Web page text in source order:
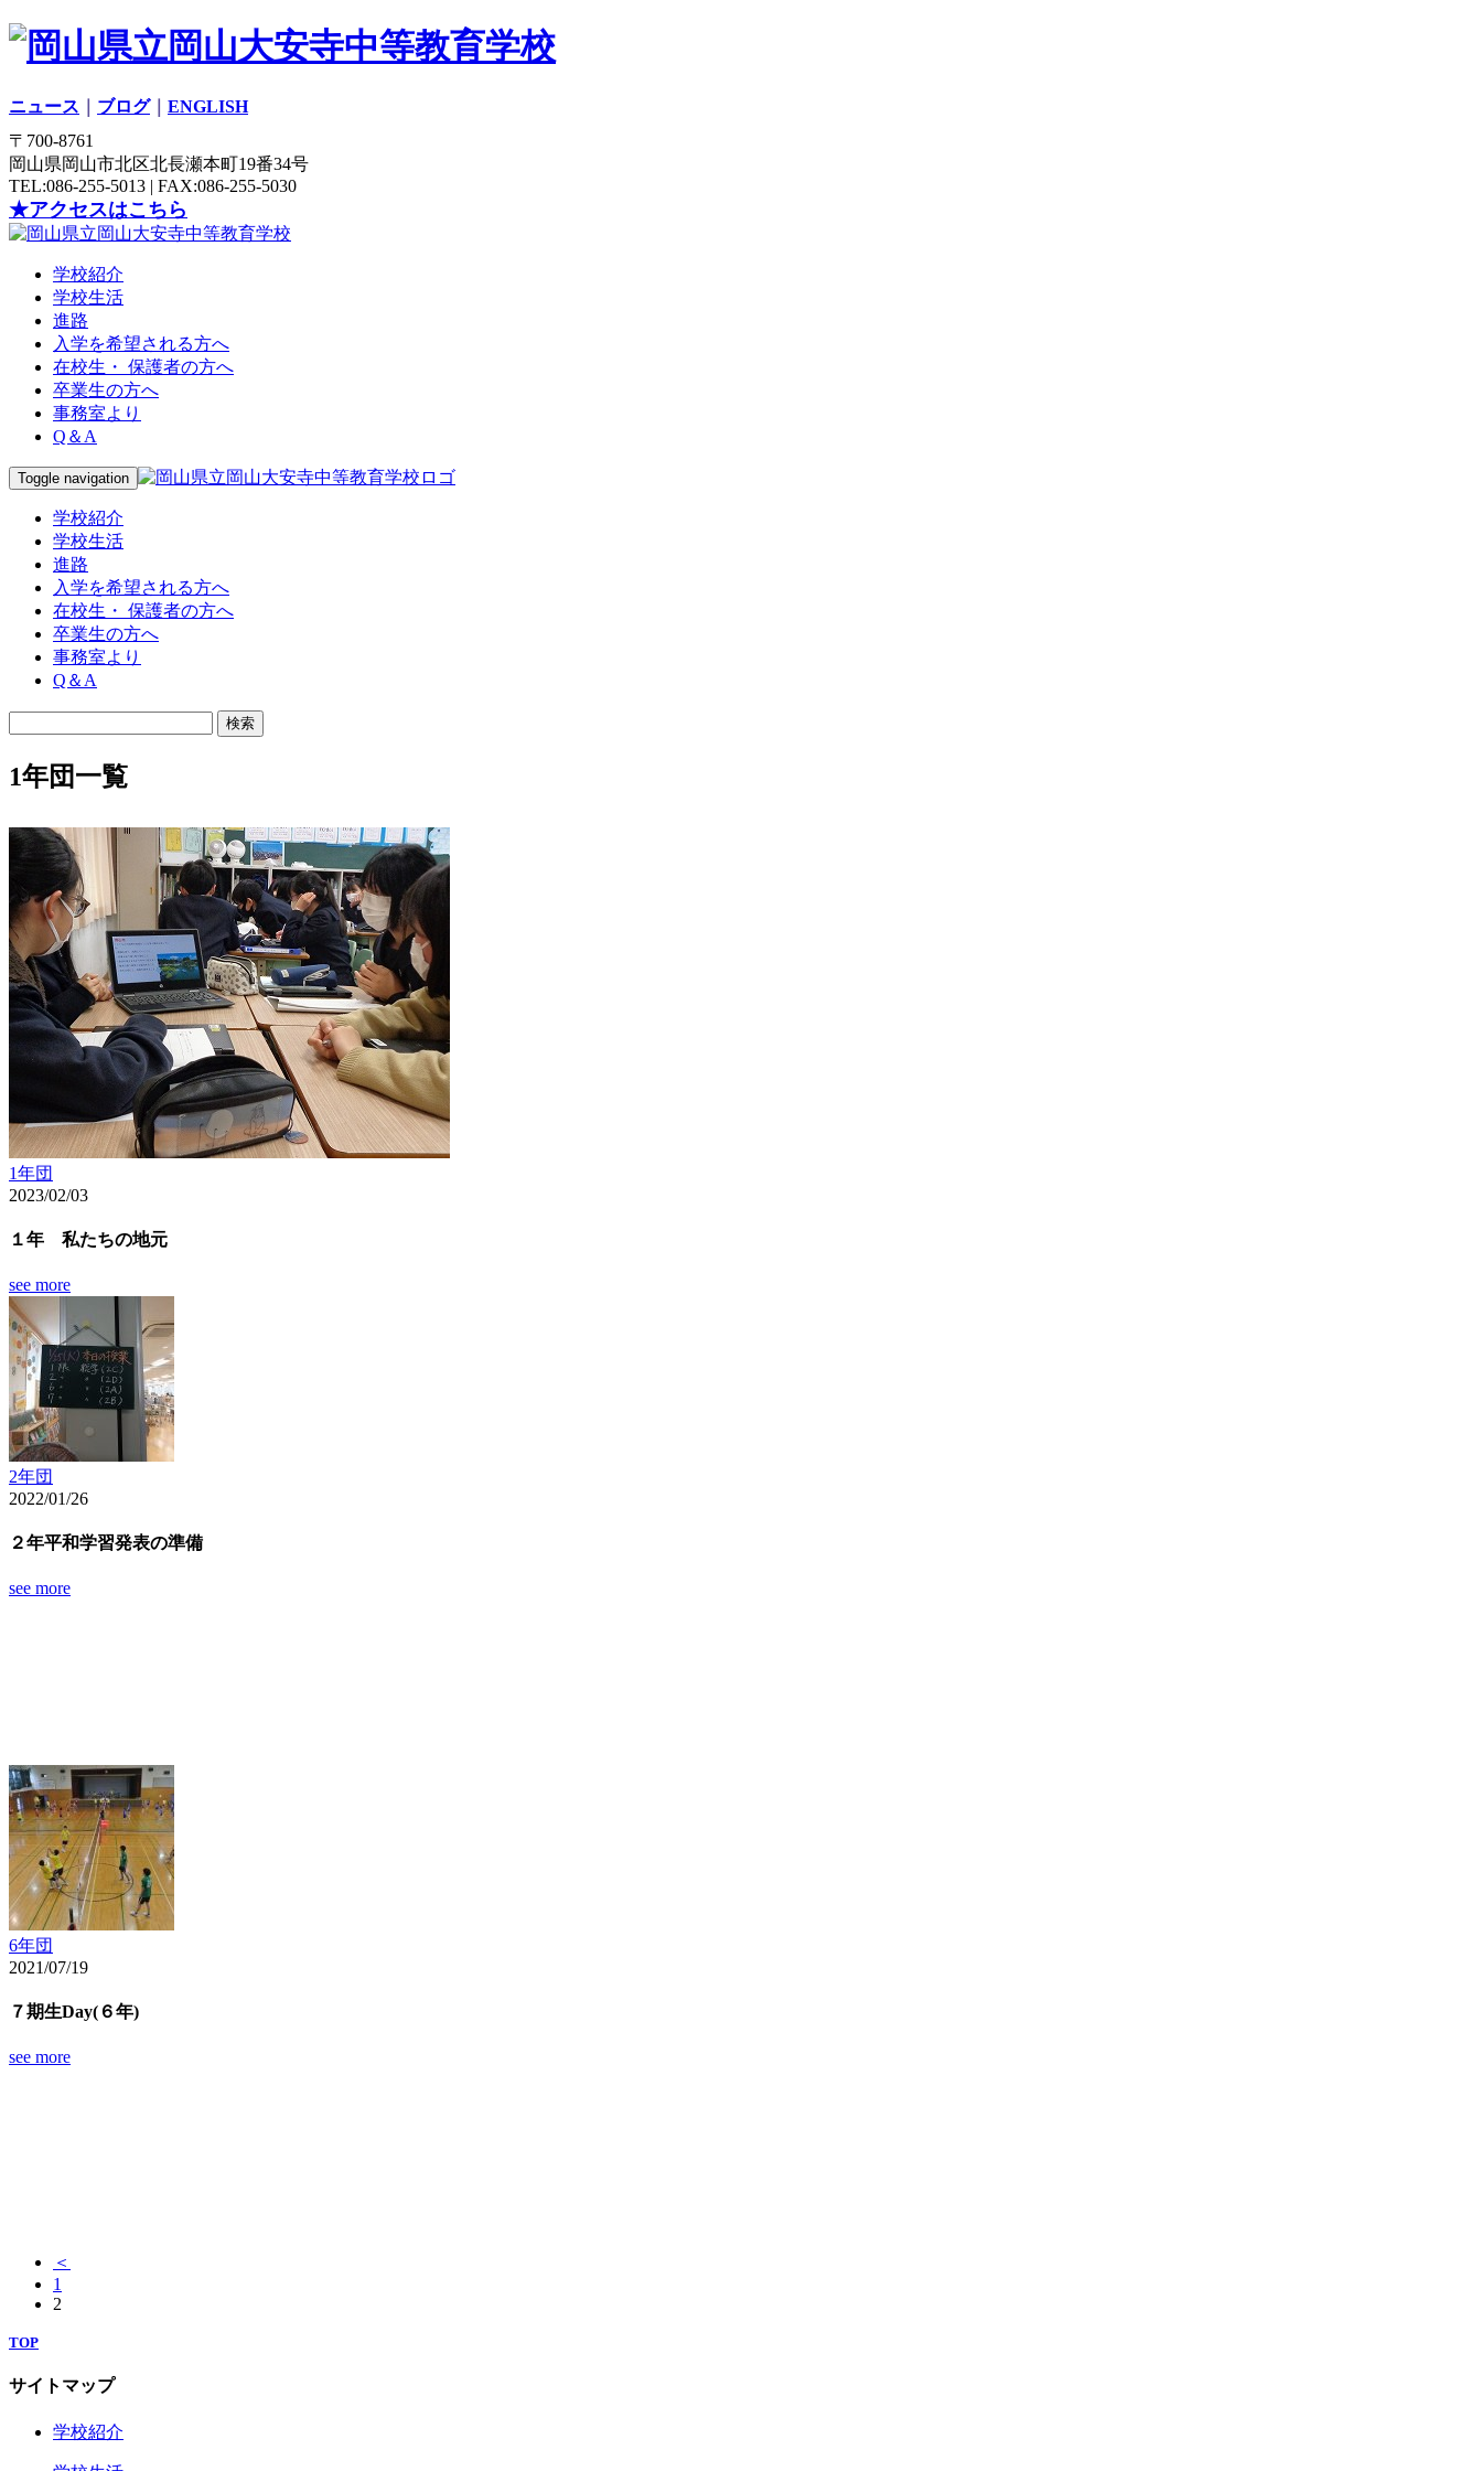
ニュース ブログ｜ ENGLISH
〒700-8761
岡山県岡山市北区北長瀬本町19番34号
TEL:086-255-5013 | FAX:086-255-5030
★アクセスはこちら
学校紹介
学校生活
進路
入学を希望される方へ
在校生・ 保護者の方へ
卒業生の方へ
事務室より
Q＆A
Toggle navigation
学校紹介
学校生活
進路
入学を希望される方へ
在校生・ 保護者の方へ
卒業生の方へ
事務室より
Q＆A
1年団一覧
1年団
2023/02/03
１年 私たちの地元
see more
2年団
2022/01/26
２年平和学習発表の準備
see more
6年団
2021/07/19
７期生Day(６年)
see more
＜
1
2
TOP
サイトマップ
学校紹介